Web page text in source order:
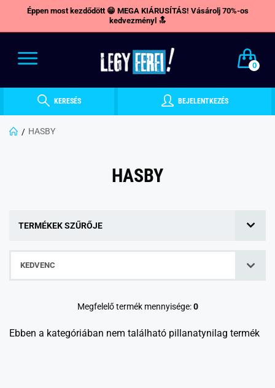
Éppen most kezdődött 😁 MEGA KIÁRUSÍTÁS! Vásárolj 70%-os
kedvezményl 🔝
0
KERESÉS BEJELENTKEZÉS
HASBY
HASBY
TERMÉKEK SZŰRŐJE
KEDVENC
Megfelelő termék mennyisége:0
Ebben a kategóriában nem található pillanatynilag termék